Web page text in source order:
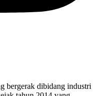
bergerak dibidang industri